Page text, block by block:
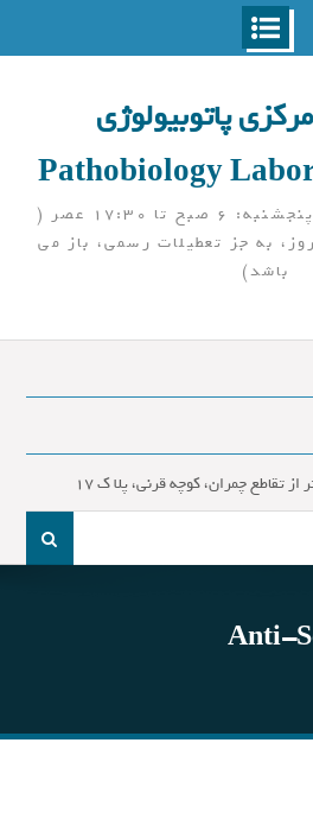
پاتوبیولوژی
Pathobiology
ساعات کاری: شنبه تا پنجشنبه: 6 صبح تا 17:30 عصر (
به جز تعطیلات رسمی، باز می
باشد)
از تقاطع چمران، کوچه قرنی، پلا ک 17
جست
Anti-